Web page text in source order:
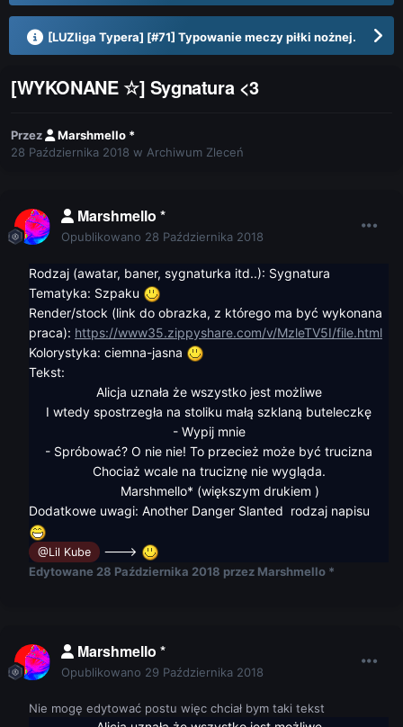
[LUZliga Typera] [#71] Typowanie meczy piłki nożnej.
[WYKONANE ☆] Sygnatura <3
Przez
Marshmello *
28 Października 2018 w Archiwum Zleceń
Marshmello *
Opublikowano 28 Października 2018
Rodzaj (awatar, baner, sygnaturka itd..): Sygnatura
Tematyka: Szpaku
Render/stock (link do obrazka, z którego ma być wykonana
praca): https://www35.zippyshare.com/v/MzleTV5I/file.html
Kolorystyka: ciemna-jasna
Tekst:
Alicja uznała że wszystko jest możliwe
I wtedy spostrzegła na stoliku małą szklaną buteleczkę
- Wypij mnie
- Spróbować? O nie nie! To przecież może być trucizna
Chociaż wcale na truciznę nie wygląda.
Marshmello* (większym drukiem )
Dodatkowe uwagi: Another Danger Slanted rodzaj napisu
@Lil Kube --->
Edytowane 28 Października 2018 przez Marshmello *
Marshmello *
Opublikowano 29 Października 2018
Nie mogę edytować postu więc chciał bym taki tekst